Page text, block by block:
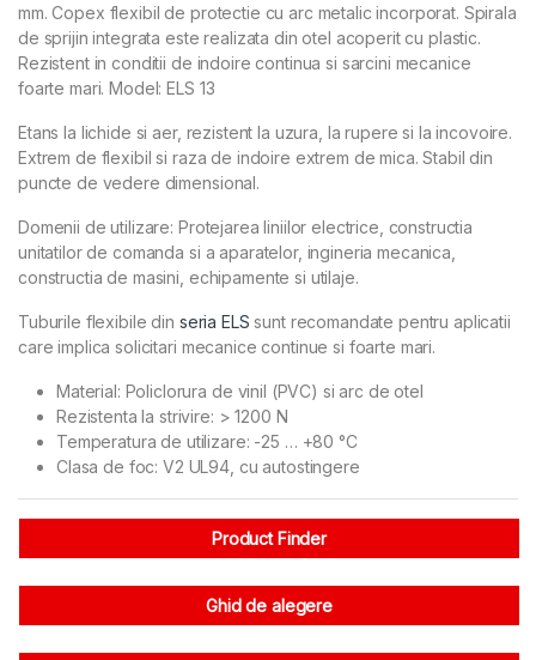
mm. Copex flexibil de protectie cu arc metalic incorporat. Spirala
de sprijin integrata este realizata din otel acoperit cu plastic.
Rezistent in conditii de indoire continua si sarcini mecanice
foarte mari. Model: ELS 13
Etans la lichide si aer, rezistent la uzura, la rupere si la incovoire.
Extrem de flexibil si raza de indoire extrem de mica. Stabil din
puncte de vedere dimensional.
Domenii de utilizare: Protejarea liniilor electrice, constructia
unitatilor de comanda si a aparatelor, ingineria mecanica,
constructia de masini, echipamente si utilaje.
Tuburile flexibile din seria ELS sunt recomandate pentru aplicatii
care implica solicitari mecanice continue si foarte mari.
Material: Policlorura de vinil (PVC) si arc de otel
Rezistenta la strivire: > 1200 N
Temperatura de utilizare: -25 … +80 °C
Clasa de foc: V2 UL94, cu autostingere
Product Finder
Ghid de alegere